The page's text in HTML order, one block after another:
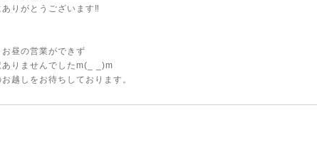
りがとうございます‼
昼の営業ができず
ありませんでしたm(_ _)m
お越しをお待ちしております。